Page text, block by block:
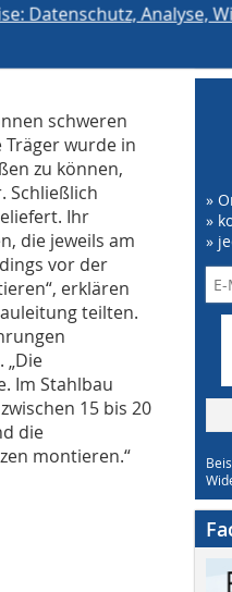
Profilarten
schweren
Träger wurde in
zu können,
Schließlich
Ihr
die jeweils am
vor der
erklären
teilten.
Im Stahlbau
15 bis 20
die
montieren.“
Datenschutz, Analyse,
»
»
»